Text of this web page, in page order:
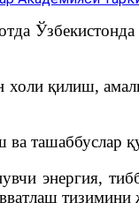
қилиш,
ташаббуслар
энергия,